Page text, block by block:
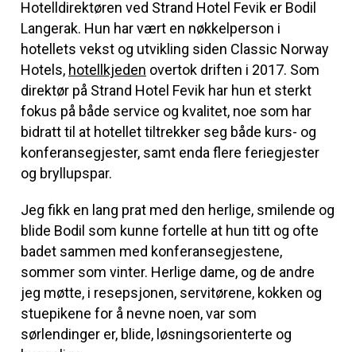
Hotelldirektøren ved Strand Hotel Fevik er Bodil
Langerak. Hun har vært en nøkkelperson i
hotellets vekst og utvikling siden Classic Norway
Hotels, hotellkjeden overtok driften i 2017. Som
direktør på Strand Hotel Fevik har hun et sterkt
fokus på både service og kvalitet, noe som har
bidratt til at hotellet tiltrekker seg både kurs- og
konferansegjester, samt enda flere feriegjester
og bryllupspar.
Jeg fikk en lang prat med den herlige, smilende og
blide Bodil som kunne fortelle at hun titt og ofte
badet sammen med konferansegjestene,
sommer som vinter. Herlige dame, og de andre
jeg møtte, i resepsjonen, servitørene, kokken og
stuepikene for å nevne noen, var som
sørlendinger er, blide, løsningsorienterte og